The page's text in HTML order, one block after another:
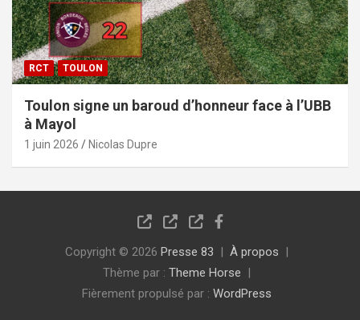
RCT TOULON
Toulon signe un baroud d’honneur face à l’UBB
à Mayol
1 juin 2026 Nicolas Dupre
Copyright © 2026 Presse 83
À propos
Thème par : Theme Horse
Fièrement propulsé par : WordPress